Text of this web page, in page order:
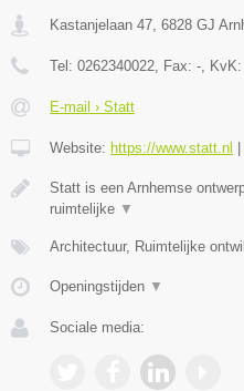
Kastanjelaan 47, 6828 GJ
Tel: 0262340022, Fax: -, KvK:
E-mail › Statt
Website: https://www.statt.nl
Statt is een Arnhemse
ruimtelijke ▼
Architectuur, Ruimtelijke
Openingstijden ▼
Sociale media: